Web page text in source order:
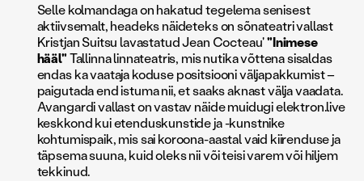
Selle kolmandaga on hakatud tegelema senisest
aktiivsemalt, headeks näideteks on sõnateatri vallast
Kristjan Suitsu lavastatud Jean Cocteau'"Inimese
hääl"Tallinna linnateatris, mis nutika võttena sisaldas
endas ka vaataja koduse positsiooni väljapakkumist –
paigutada end istuma nii, et saaks aknast välja vaadata.
Avangardi vallast on vastav näide muidugi elektron.live
keskkond kui etenduskunstide ja -kunstnike
kohtumispaik, mis sai koroona-aastal vaid kiirenduse ja
täpsema suuna, kuid oleks nii või teisi varem või hiljem
tekkinud.